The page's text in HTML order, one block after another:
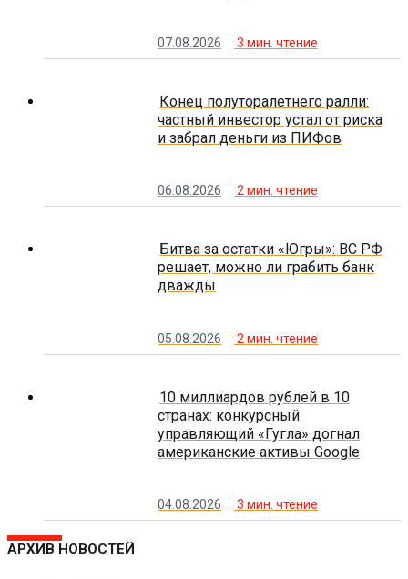
07.08.2026 3 мин. чтение
Конец полуторалетнего ралли:
частный инвестор устал от риска
и забрал деньги из ПИФов
06.08.2026 2 мин. чтение
Битва за остатки «Югры»: ВС РФ
решает, можно ли грабить банк
дважды
05.08.2026 2 мин. чтение
10 миллиардов рублей в 10
странах: конкурсный
управляющий «Гугла» догнал
американские активы Google
04.08.2026 3 мин. чтение
АРХИВ НОВОСТЕЙ